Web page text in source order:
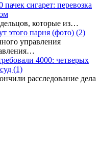
сигарет: перевозка
которые из…
этого парня (фото) (2)
управления
4000: четверых
(1)
расследование дела